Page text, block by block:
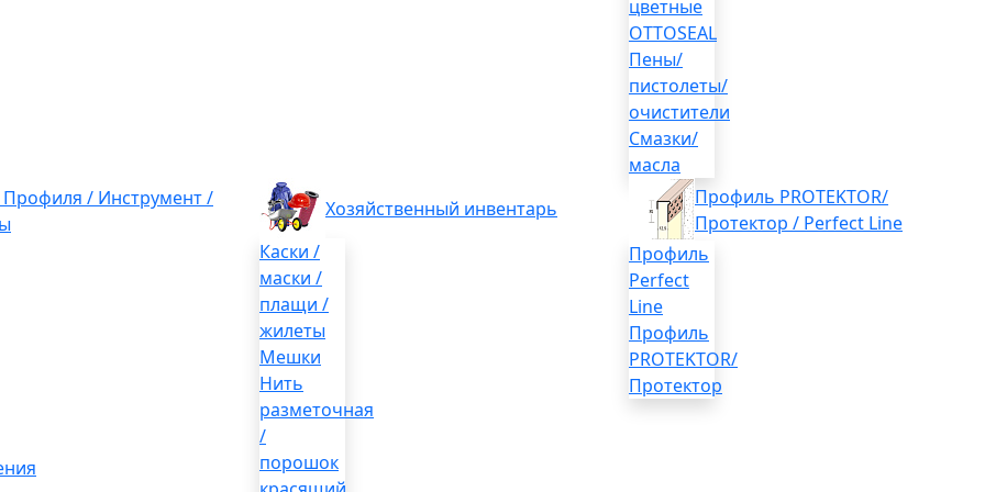
цветные
OTTOSEAL
Пены/
пистолеты/
очистители
Смазки/
масла
Профиля / Инструмент /
Хозяйственный инвентарь
Каски /
маски /
плащи /
жилеты
Мешки
Нить
разметочная
/
порошок
Профиль PROTEKTOR/
Протектор / Perfect Line
Профиль
Perfect
Line
Профиль
PROTEKTOR/
Протектор